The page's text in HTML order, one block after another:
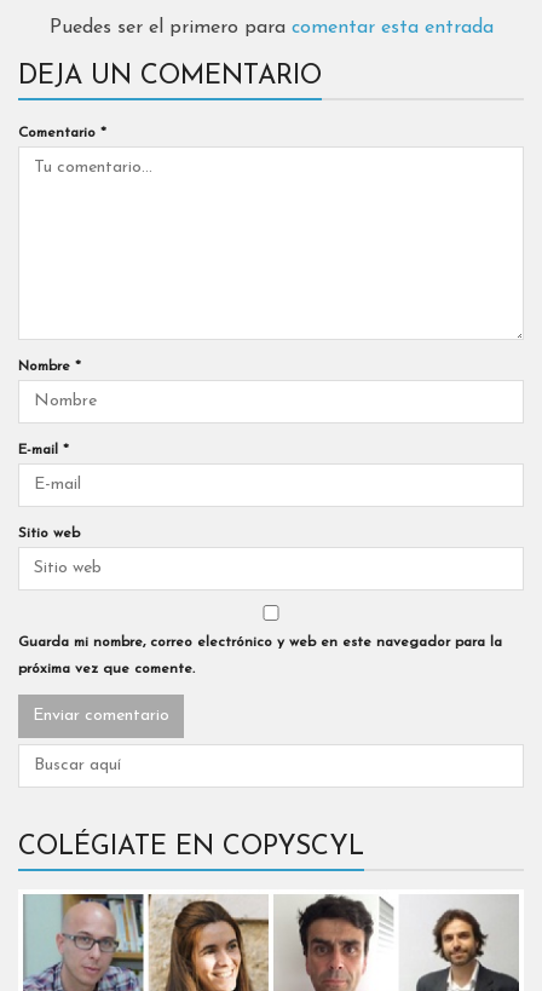
Puedes ser el primero para comentar esta entrada
DEJA UN COMENTARIO
Comentario *
Nombre *
E-mail *
Sitio web
Guarda mi nombre, correo electrónico y web en este navegador para la
próxima vez que comente.
COLÉGIATE EN COPYSCYL